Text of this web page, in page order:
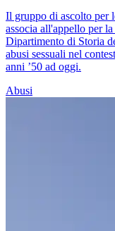
Il gruppo di ascolto per
associa all'appello per
Dipartimento di Storia
abusi sessuali nel
anni ’50 ad oggi.
Abusi